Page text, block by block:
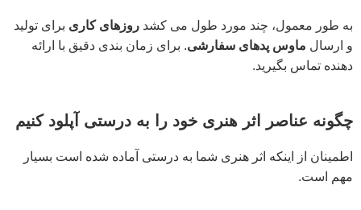
به طور معمول، چند مورد طول می کشد روزهای کاری برای تولید
و ارسال ماوس پدهای سفارشی. برای زمان بندی دقیق با ارائه
دهنده تماس بگیرید.
چگونه عناصر اثر هنری خود را به درستی آپلود کنیم
اطمینان از اینکه اثر هنری شما به درستی آماده شده است بسیار
مهم است.